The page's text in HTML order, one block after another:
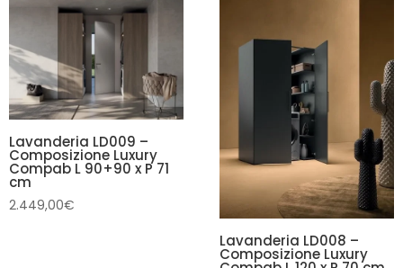
Lavanderia LD009 –
Composizione Luxury
Compab L 90+90 x P 71
cm
2.449,00€
Lavanderia LD008 –
Composizione Luxury